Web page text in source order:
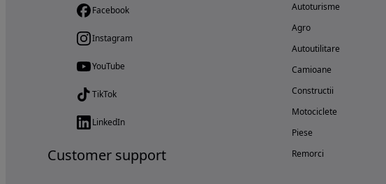
Facebook
Instagram
YouTube
TikTok
LinkedIn
Customer support
Autoturisme
Agro
Autoutilitare
Camioane
Constructii
Motociclete
Piese
Remorci